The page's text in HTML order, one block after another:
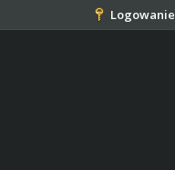
Logowanie